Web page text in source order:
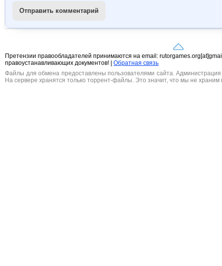
Отправить комментарий
Претензии правообладателей принимаются на email:
правоустанавливающих документов! |
Обратная связь
Файлы для обмена предоставлены пользователями сайта. Администрация
На сервере хранятся только торрент-файлы. Это значит, что мы не